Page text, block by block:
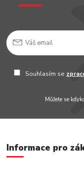
Souhlasím se
Můžete se
Informace pro